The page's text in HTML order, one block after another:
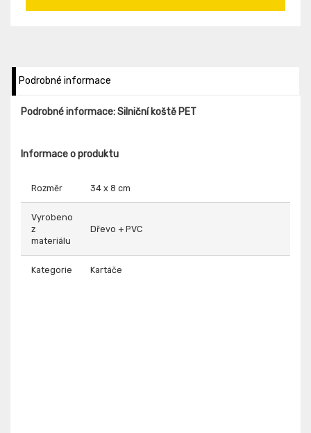
Podrobné informace
Podrobné informace: Silniční koště PET
Informace o produktu
Rozměr 34 x 8 cm
Vyrobeno
z
materiálu
Dřevo + PVC
Kategorie Kartáče